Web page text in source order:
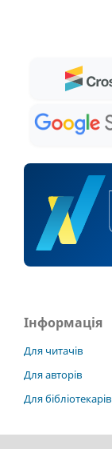
Інформація
Для читачів
Для авторів
Для бібліотекарів